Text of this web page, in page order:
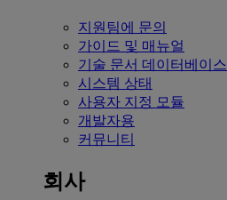
지원팀에 문의
가이드 및 매뉴얼
기술 문서 데이터베이스
시스템 상태
사용자 지정 모듈
개발자용
커뮤니티
회사